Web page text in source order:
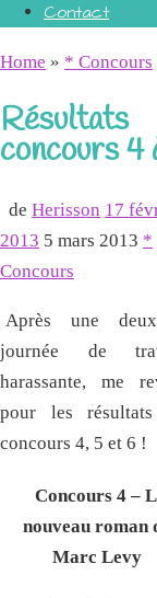
Contact
Home » * Concours
Résultats
concours 4
de Herisson 17
2013 5 mars 2013 *
Concours
Après une
journée de
harassante, me
pour les
concours 4, 5 et 6 !
Concours 4 –
nouveau roman
Marc Levy